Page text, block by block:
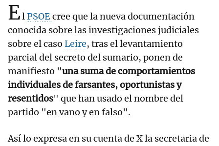
ElPSOEcree que la nueva documentación
conocida sobre las investigaciones judiciales
sobre el caso Leire, tras el levantamiento
parcial del secreto del sumario, ponen de
manifiesto "una suma de comportamientos
individuales de farsantes, oportunistas y
resentidos" que han usado el nombre del
partido "en vano y en falso".
Así lo expresa en su cuenta de X la secretaria de